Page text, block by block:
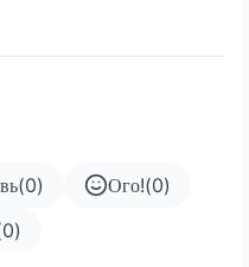
(0) Ого!(0)
0)